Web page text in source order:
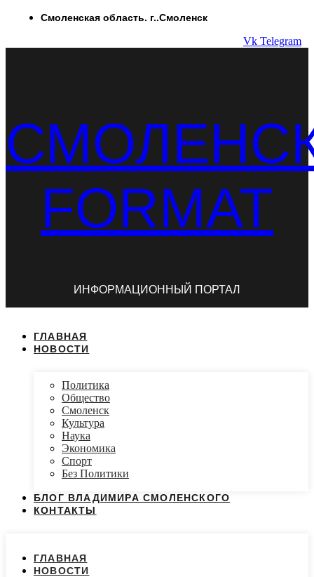
ПерейтиСмоленская область. г..Смоленск
Vk Telegram
FORMAT
ИНФОРМАЦИОННЫЙ ПОРТАЛ
ГЛАВНАЯ
НОВОСТИ
Политика
Общество
Смоленск
Культура
Наука
Экономика
Спорт
Без Политики
БЛОГ ВЛАДИМИРА СМОЛЕНСКОГО
КОНТАКТЫ
ГЛАВНАЯ
НОВОСТИ